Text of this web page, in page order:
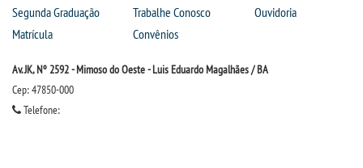
Segunda Graduação
Matrícula
Trabalhe Conosco
Convênios
Ouvidoria
Av. JK, Nº 2592 - Mimoso do Oeste - Luis Eduardo Magalhães / BA
Cep: 47850-000
Telefone: